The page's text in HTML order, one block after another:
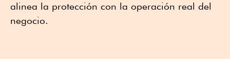
alinea la protección con la operación real del
negocio.